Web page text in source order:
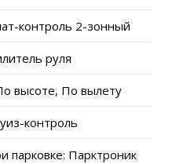
контроль 2-зонный
руля
высоте, По вылету
контроль
парковке: Парктроник